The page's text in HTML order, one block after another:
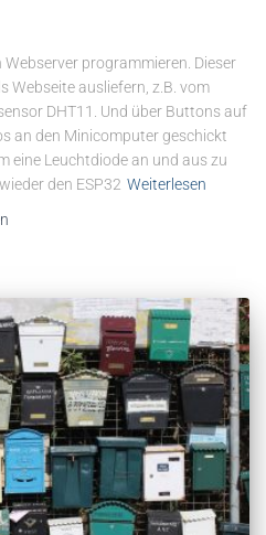
programmieren. Dieser
Webseite ausliefern, z.B. vom
DHT11. Und über Buttons auf
an den Minicomputer geschickt
eine Leuchtdiode an und aus zu
den ESP32 Weiterlesen